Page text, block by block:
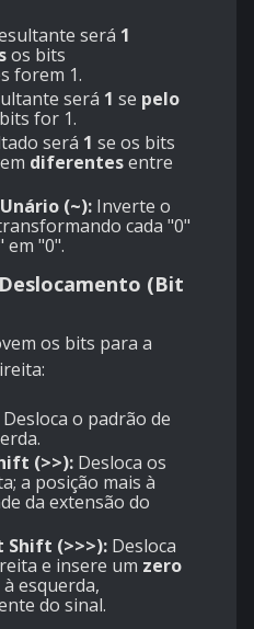
será 1
os bits
forem 1.
será 1 se pelo
for 1.
será 1 se os bits
diferentesentre
(~): Inverte o
cada "0"
em "0".
(Bit
os bits para a
Desloca o padrão de
(>>): Desloca os
a posição mais à
da extensão do
Shift (>>>): Desloca
e insere um zero
esquerda,
do sinal.